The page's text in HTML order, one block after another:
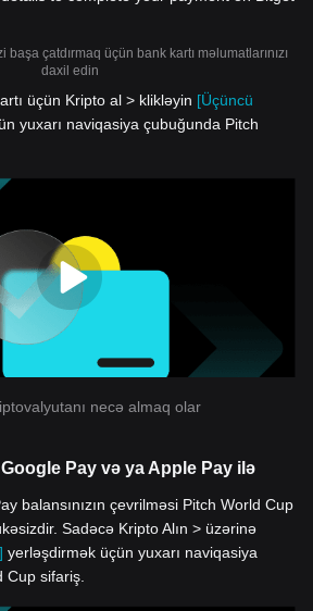
çatdırmaq üçün bank kartı məlumatlarınızı
daxil edin
üçün Kripto al > klikləyin [Üçüncü
yuxarı naviqasiya çubuğunda Pitch
necə almaq olar
Pay və ya Apple Pay ilə
balansınızın çevrilməsi Pitch World Cup
Sadəcə Kripto Alın > üzərinə
yerləşdirmək üçün yuxarı naviqasiya
Cup sifariş.